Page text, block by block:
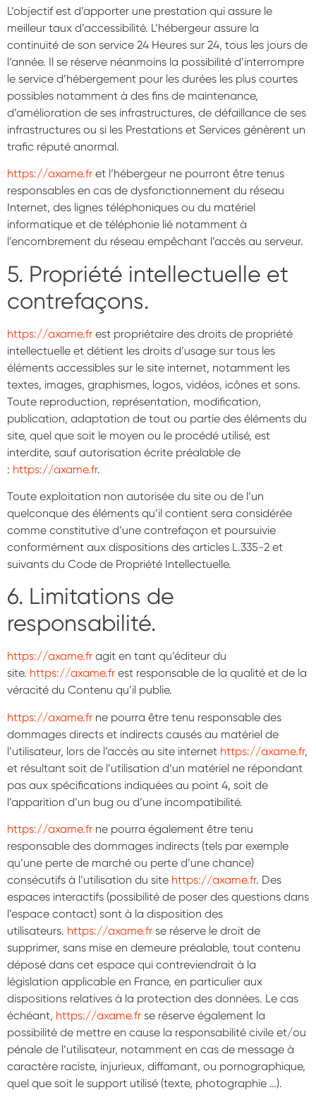
L’objectif est d’apporter une prestation qui assure le
meilleur taux d’accessibilité. L’hébergeur assure la
continuité de son service 24 Heures sur 24, tous les jours de
l’année. Il se réserve néanmoins la possibilité d’interrompre
le service d’hébergement pour les durées les plus courtes
possibles notamment à des fins de maintenance,
d’amélioration de ses infrastructures, de défaillance de ses
infrastructures ou si les Prestations et Services génèrent un
trafic réputé anormal.
https://axame.fr et l’hébergeur ne pourront être tenus
responsables en cas de dysfonctionnement du réseau
Internet, des lignes téléphoniques ou du matériel
informatique et de téléphonie lié notamment à
l’encombrement du réseau empêchant l’accès au serveur.
5. Propriété intellectuelle et
contrefaçons.
https://axame.fr est propriétaire des droits de propriété
intellectuelle et détient les droits d’usage sur tous les
éléments accessibles sur le site internet, notamment les
textes, images, graphismes, logos, vidéos, icônes et sons.
Toute reproduction, représentation, modification,
publication, adaptation de tout ou partie des éléments du
site, quel que soit le moyen ou le procédé utilisé, est
interdite, sauf autorisation écrite préalable de
: https://axame.fr.
Toute exploitation non autorisée du site ou de l’un
quelconque des éléments qu’il contient sera considérée
comme constitutive d’une contrefaçon et poursuivie
conformément aux dispositions des articles L.335-2 et
suivants du Code de Propriété Intellectuelle.
6. Limitations de
responsabilité.
https://axame.fr agit en tant qu’éditeur du
site. https://axame.fr est responsable de la qualité et de la
véracité du Contenu qu’il publie.
https://axame.fr ne pourra être tenu responsable des
dommages directs et indirects causés au matériel de
l’utilisateur, lors de l’accès au site internet https://axame.fr,
et résultant soit de l’utilisation d’un matériel ne répondant
pas aux spécifications indiquées au point 4, soit de
l’apparition d’un bug ou d’une incompatibilité.
https://axame.fr ne pourra également être tenu
responsable des dommages indirects (tels par exemple
qu’une perte de marché ou perte d’une chance)
consécutifs à l’utilisation du site https://axame.fr. Des
espaces interactifs (possibilité de poser des questions dans
l’espace contact) sont à la disposition des
utilisateurs. https://axame.fr se réserve le droit de
supprimer, sans mise en demeure préalable, tout contenu
déposé dans cet espace qui contreviendrait à la
législation applicable en France, en particulier aux
dispositions relatives à la protection des données. Le cas
échéant, https://axame.fr se réserve également la
possibilité de mettre en cause la responsabilité civile et/ou
pénale de l’utilisateur, notamment en cas de message à
caractère raciste, injurieux, diffamant, ou pornographique,
quel que soit le support utilisé (texte, photographie …).